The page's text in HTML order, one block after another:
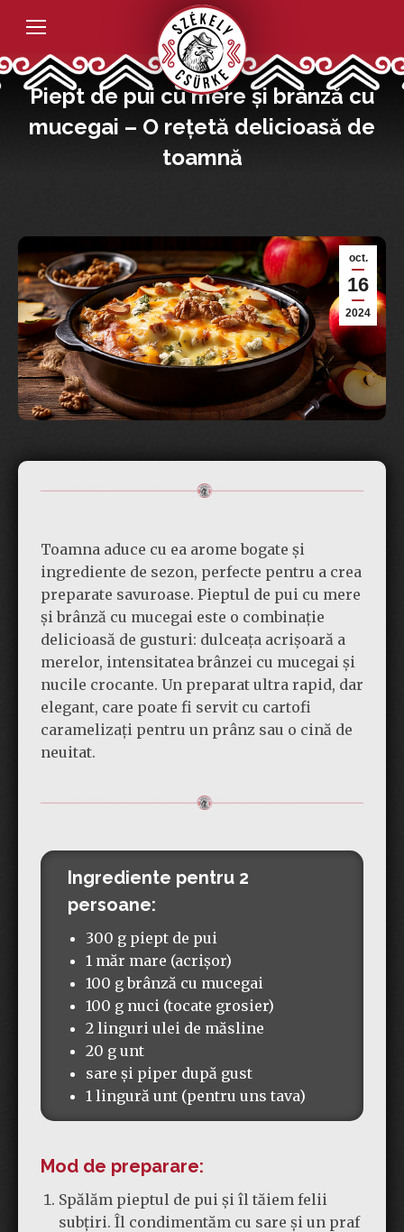
Piept de pui cu mere și brânză cu
mucegai – O rețetă delicioasă de
toamnă
oct.
16
2024
Toamna aduce cu ea arome bogate și
ingrediente de sezon, perfecte pentru a crea
preparate savuroase. Pieptul de pui cu mere
și brânză cu mucegai este o combinație
delicioasă de gusturi: dulceața acrișoară a
merelor, intensitatea brânzei cu mucegai și
nucile crocante. Un preparat ultra rapid, dar
elegant, care poate fi servit cu cartofi
caramelizați pentru un prânz sau o cină de
neuitat.
Ingrediente pentru 2
persoane:
300 g piept de pui
1 măr mare (acrișor)
100 g brânză cu mucegai
100 g nuci (tocate grosier)
2 linguri ulei de măsline
20 g unt
sare și piper după gust
1 lingură unt (pentru uns tava)
Mod de preparare:
Spălăm pieptul de pui și îl tăiem felii
subțiri. Îl condimentăm cu sare și un praf